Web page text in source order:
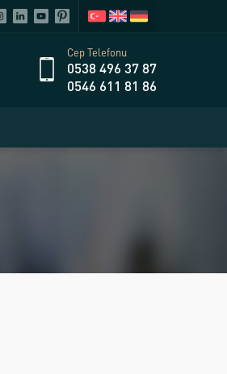
Cep Telefonu
0538 496 37 87
0546 611 81 86